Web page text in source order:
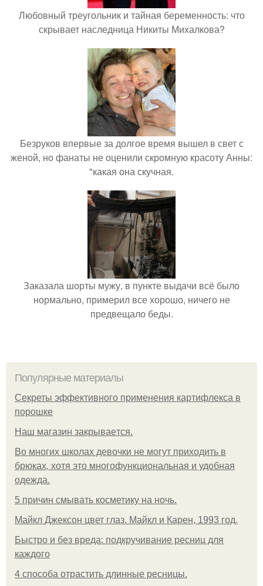
Любовный треугольник и тайная беременность: что
скрывает наследница Никиты Михалкова?
Безруков впервые за долгое время вышел в свет с
женой, но фанаты не оценили скромную красоту Анны:
"какая она скучная.
Заказала шорты мужу, в пункте выдачи всё было
нормально, примерил все хорошо, ничего не
предвещало беды.
Популярные материалы
Секреты эффективного применения картифлекса в
порошке
Нaш магaзин зaкрывaeтся.
Во многих школах девочки не могут приходить в
брюках, хотя это многофункциональная и удобная
одежда.
5 причин смывать косметику на ночь.
Майкл Джексон цвет глаз. Майкл и Карен, 1993 год.
Быстро и без вреда: подкручивание ресниц для
каждого
4 способа отрастить длинные ресницы.